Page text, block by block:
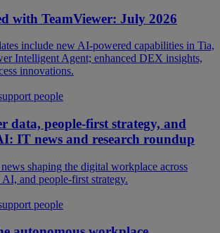
with TeamViewer: July 2026
include new AI-powered capabilities in Tia,
Intelligent Agent; enhanced DEX insights,
innovations.
people
data, people-first strategy, and
IT news and research roundup
shaping the digital workplace across
and people-first strategy.
people